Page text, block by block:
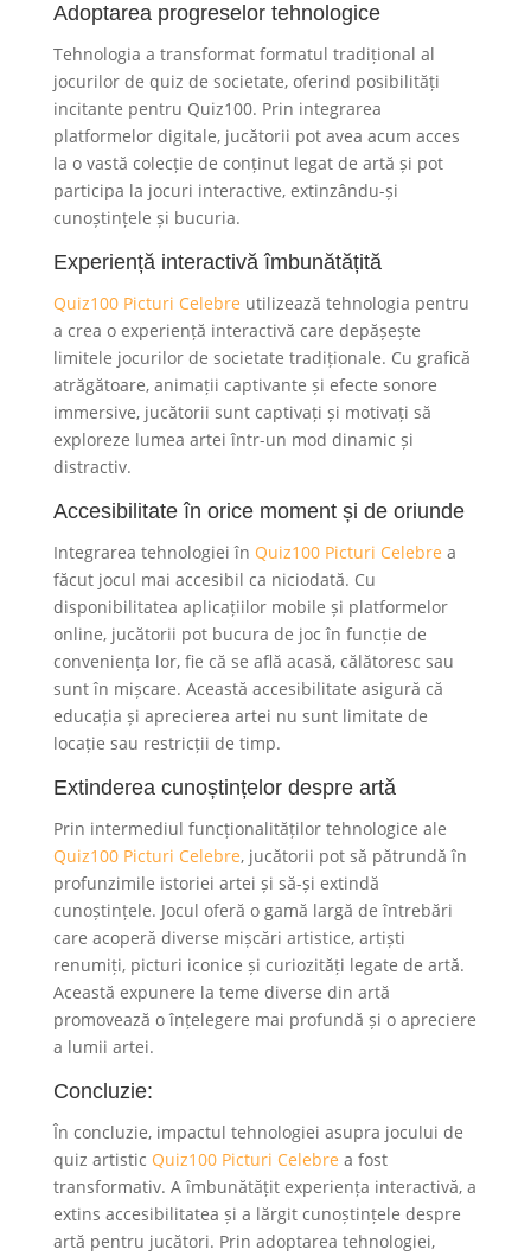
Adoptarea progreselor tehnologice
Tehnologia a transformat formatul tradițional al
jocurilor de quiz de societate, oferind posibilități
incitante pentru Quiz100. Prin integrarea
platformelor digitale, jucătorii pot avea acum acces
la o vastă colecție de conținut legat de artă și pot
participa la jocuri interactive, extinzându-și
cunoștințele și bucuria.
Experiență interactivă îmbunătățită
Quiz100 Picturi Celebre utilizează tehnologia pentru
a crea o experiență interactivă care depășește
limitele jocurilor de societate tradiționale. Cu grafică
atrăgătoare, animații captivante și efecte sonore
immersive, jucătorii sunt captivați și motivați să
exploreze lumea artei într-un mod dinamic și
distractiv.
Accesibilitate în orice moment și de oriunde
Integrarea tehnologiei în Quiz100 Picturi Celebre a
făcut jocul mai accesibil ca niciodată. Cu
disponibilitatea aplicațiilor mobile și platformelor
online, jucătorii pot bucura de joc în funcție de
conveniența lor, fie că se află acasă, călătoresc sau
sunt în mișcare. Această accesibilitate asigură că
educația și aprecierea artei nu sunt limitate de
locație sau restricții de timp.
Extinderea cunoștințelor despre artă
Prin intermediul funcționalităților tehnologice ale
Quiz100 Picturi Celebre, jucătorii pot să pătrundă în
profunzimile istoriei artei și să-și extindă
cunoștințele. Jocul oferă o gamă largă de întrebări
care acoperă diverse mișcări artistice, artiști
renumiți, picturi iconice și curiozități legate de artă.
Această expunere la teme diverse din artă
promovează o înțelegere mai profundă și o apreciere
a lumii artei.
Concluzie:
În concluzie, impactul tehnologiei asupra jocului de
quiz artistic Quiz100 Picturi Celebre a fost
transformativ. A îmbunătățit experiența interactivă, a
extins accesibilitatea și a lărgit cunoștințele despre
artă pentru jucători. Prin adoptarea tehnologiei,